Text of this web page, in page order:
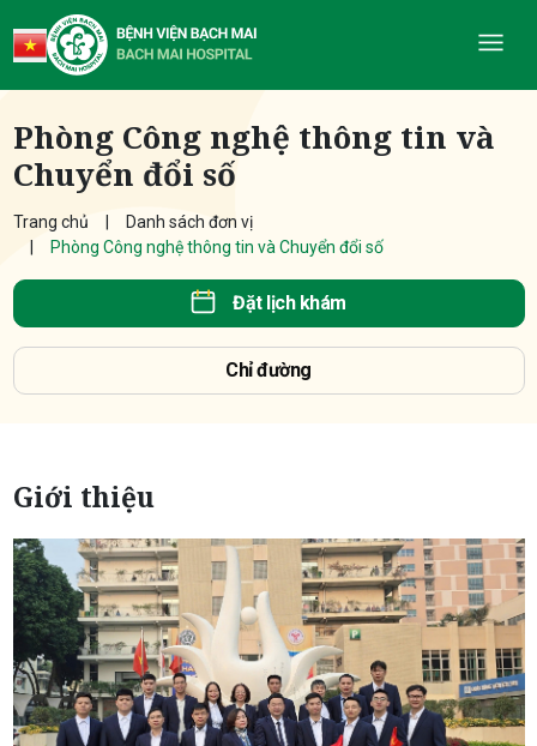
Phòng Công nghệ thông tin và
Chuyển đổi số
Trang chủ
Danh sách đơn vị
Phòng Công nghệ thông tin và Chuyển đổi số
Đặt lịch khám
Chỉ đường
Giới thiệu